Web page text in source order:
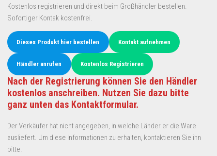
Kostenlos registrieren und direkt beim Großhändler bestellen.
Sofortiger Kontak kostenfrei.
Dieses Produkt hier bestellen Kontakt aufnehmen
Händler anrufen Kostenlos Registrieren
Nach der Registrierung können Sie den Händler
kostenlos anschreiben. Nutzen Sie dazu bitte
ganz unten das Kontaktformular.
Der Verkäufer hat nicht angegeben, in welche Länder er die Ware
ausliefert. Um diese Informationen zu erhalten, kontaktieren Sie ihn
bitte.